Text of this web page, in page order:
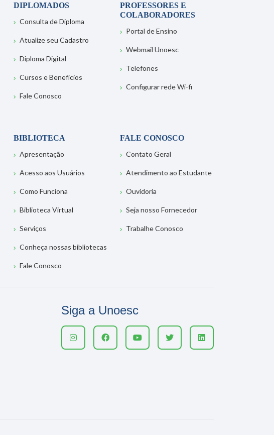
DIPLOMADOS
Consulta de Diploma
Atualize seu Cadastro
Diploma Digital
Cursos e Benefícios
Fale Conosco
PROFESSORES E
COLABORADORES
Portal de Ensino
Webmail Unoesc
Telefones
Configurar rede Wi-fi
BIBLIOTECA
Apresentação
Acesso aos Usuários
Como Funciona
Biblioteca Virtual
Serviços
Conheça nossas bibliotecas
Fale Conosco
FALE CONOSCO
Contato Geral
Atendimento ao Estudante
Ouvidoria
Seja nosso Fornecedor
Trabalhe Conosco
Siga a Unoesc